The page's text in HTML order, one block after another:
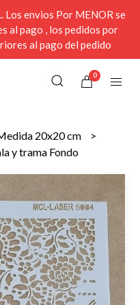
Los envios Por MENOR se
al pago , los pedidos por
al pago del pedido
0
20x20 cm
y trama Fondo